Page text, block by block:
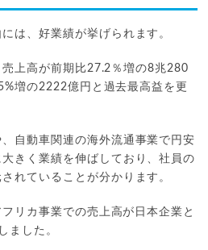
は、好業績が挙げられます。
上高が前期比27.2％増の8兆280
増の2222億円と過去最高益を更
自動車関連の海外流通事業で円安
きく業績を伸ばしており、社員の
れていることが分かります。
リカ事業での売上高が日本企業と
ました。